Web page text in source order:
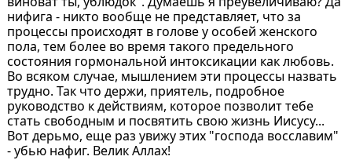
нифига - никто вообще не представляет, что за
процессы происходят в голове у особей женского
пола, тем более во время такого предельного
состояния гормональной интоксикации как любовь.
Во всяком случае, мышлением эти процессы назвать
трудно. Так что держи, приятель, подробное
руководство к действиям, которое позволит тебе
стать свободным и посвятить свою жизнь Иисусу...
Вот дерьмо, еще раз увижу этих "господа восславим"
- убью нафиг. Велик Аллах!